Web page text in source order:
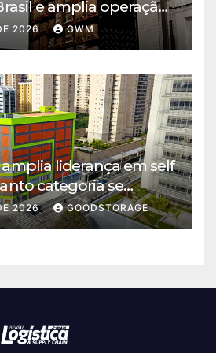
e amplia operação
2026 GWM
liderança em self
categoria se
Paulo
2026 GOODSTORAGE